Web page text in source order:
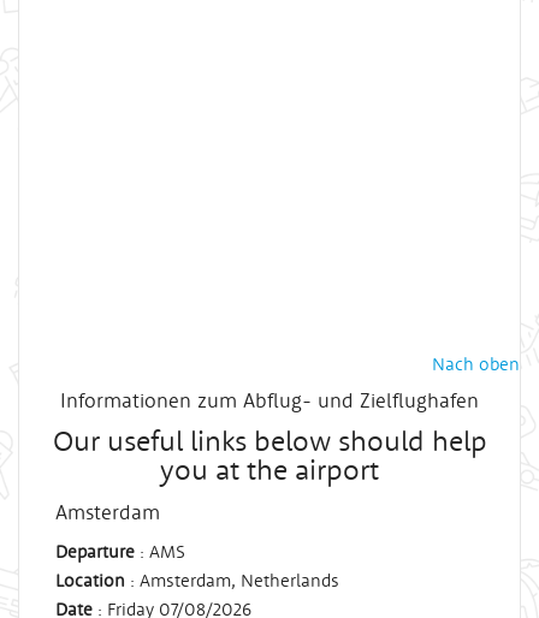
Nach oben
Informationen zum Abflug- und Zielflughafen
Our useful links below should help
you at the airport
Amsterdam
Departure : AMS
Location : Amsterdam, Netherlands
Date : Friday 07/08/2026